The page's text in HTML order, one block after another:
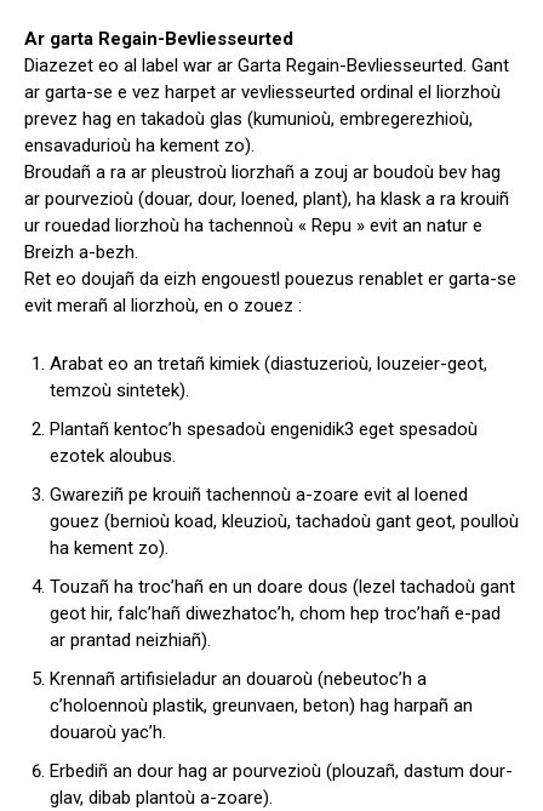
Ar garta Regain-Bevliesseurted
Diazezet eo al label war ar Garta Regain-Bevliesseurted. Gant
ar garta-se e vez harpet ar vevliesseurted ordinal el liorzhoù
prevez hag en takadoù glas (kumunioù, embregerezhioù,
ensavadurioù ha kement zo).
Broudañ a ra ar pleustroù liorzhañ a zouj ar boudoù bev hag
ar pourvezioù (douar, dour, loened, plant), ha klask a ra krouiñ
ur rouedad liorzhoù ha tachennoù « Repu » evit an natur e
Breizh a-bezh.
Ret eo doujañ da eizh engouestl pouezus renablet er garta-se
evit merañ al liorzhoù, en o zouez :
Arabat eo an tretañ kimiek (diastuzerioù, louzeier-geot,
temzoù sintetek).
Plantañ kentoc’h spesadoù engenidik3 eget spesadoù
ezotek aloubus.
Gwareziñ pe krouiñ tachennoù a-zoare evit al loened
gouez (bernioù koad, kleuzioù, tachadoù gant geot, poulloù
ha kement zo).
Touzañ ha troc’hañ en un doare dous (lezel tachadoù gant
geot hir, falc’hañ diwezhatoc’h, chom hep troc’hañ e-pad
ar prantad neizhiañ).
Krennañ artifisieladur an douaroù (nebeutoc’h a
c’holoennoù plastik, greunvaen, beton) hag harpañ an
douaroù yac’h.
Erbediñ an dour hag ar pourvezioù (plouzañ, dastum dour-
glav, dibab plantoù a-zoare).